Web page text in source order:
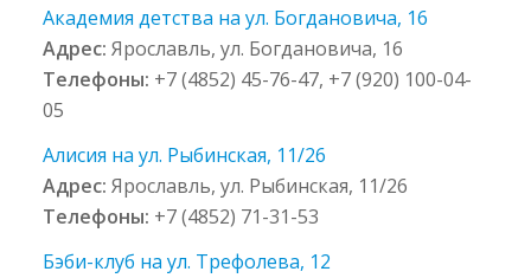
Академия детства на ул. Богдановича, 16
Адрес:Ярославль, ул. Богдановича, 16
Телефоны: +7 (4852) 45-76-47, +7 (920) 100-04-
05
Алисия на ул. Рыбинская, 11/26
Адрес:Ярославль, ул. Рыбинская, 11/26
Телефоны: +7 (4852) 71-31-53
Бэби-клуб на ул. Трефолева, 12